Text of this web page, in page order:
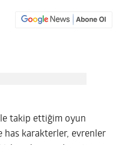
takip ettiğim oyun
has karakterler, evrenler